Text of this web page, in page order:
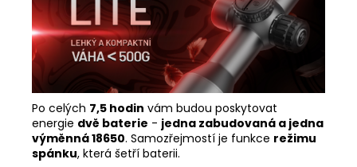
Po celých 7,5 hodin vám budou poskytovat
energie dvě baterie - jedna zabudovaná a jedna
výměnná 18650. Samozřejmostí je funkce režimu
spánku, která šetří baterii.